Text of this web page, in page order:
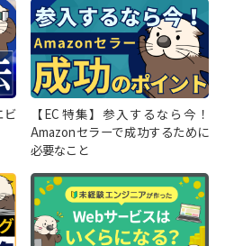
ビ
【EC特集】参入するなら今！
Amazonセラーで成功するために
必要なこと